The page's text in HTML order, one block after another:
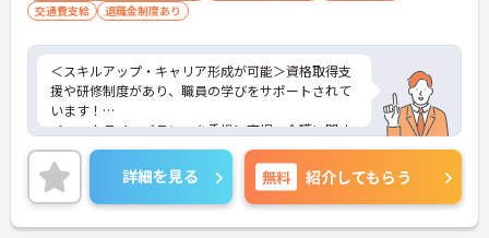
交通費支給
退職金制度あり
＜スキルアップ・キャリア形成が可能＞資格取得支
援や研修制度があり、職員の学びをサポートされて
います！
＜ワークライフバランスを重視＞育児・介護に関す
る制度や社宅制度、各種手当など、長く安心して働
きやすい環境が整っています。
＜寄り添ったケアの実施＞利用者さまに深く寄り添
ったサービスの提供を目指し、職員の専門性を高め
るような人材育成にも注力されています。
詳細を見る 無料 紹介してもらう